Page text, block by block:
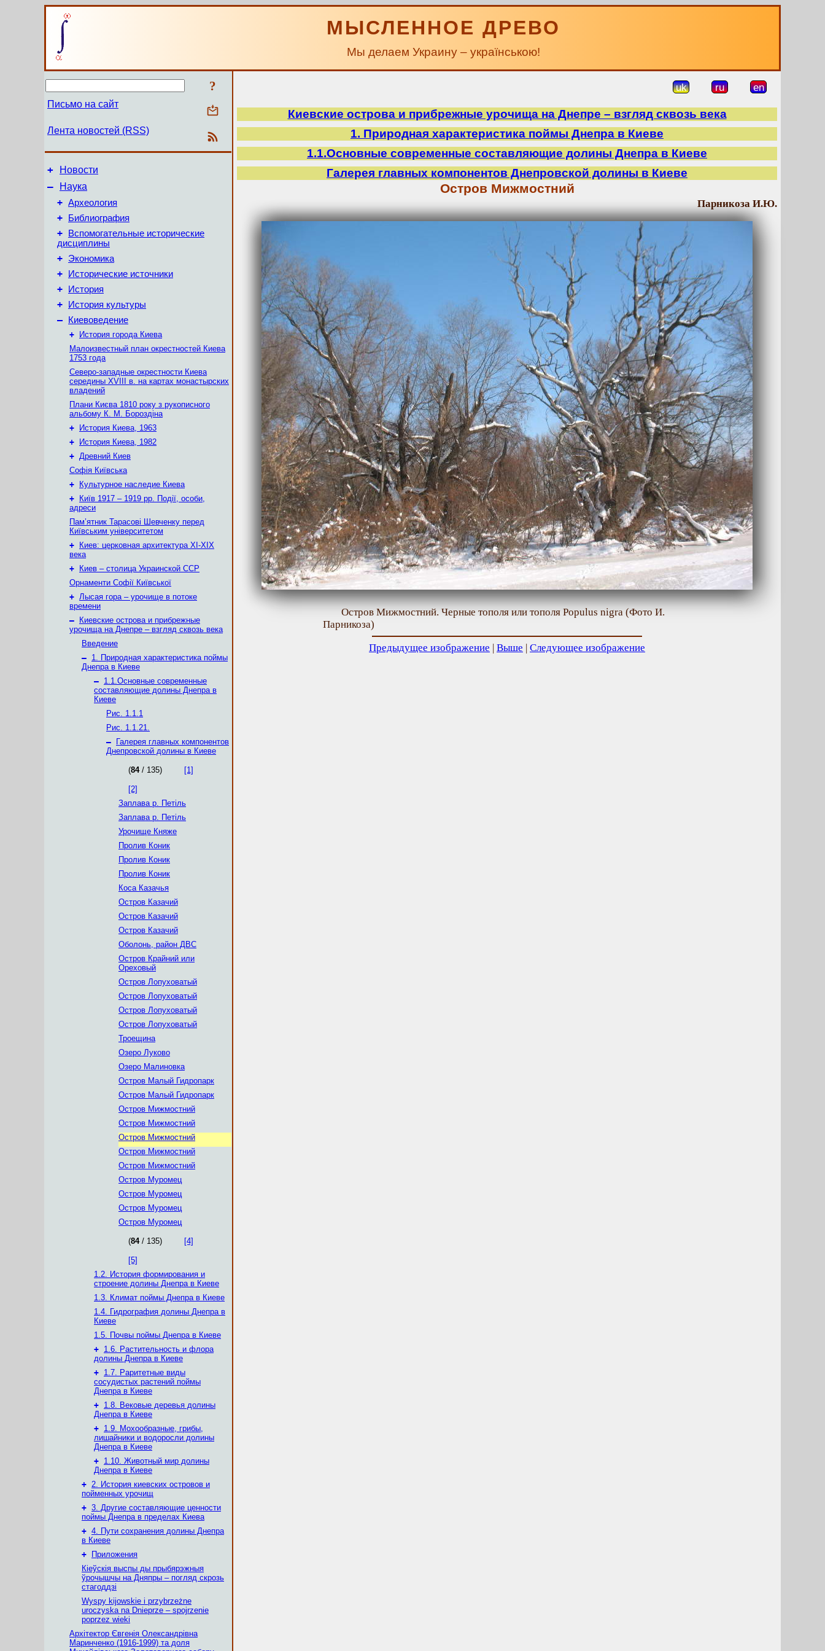
МЫСЛЕННОЕ ДРЕВО
Мы делаем Украину – українською!
?
Письмо на сайт
Лента новостей (RSS)
+ Новости
–
Наука
+ Археология
+ Библиография
+
Вспомогательные исторические
дисциплины
+ Экономика
+ Исторические источники
+ История
+ История культуры
– Киевоведение
+
История города Киева
Малоизвестный план окрестностей Киева
1753 года
Северо-западные окрестности Киева
середины XVIII в. на картах монастырских
владений
Плани Києва 1810 року з рукописного
альбому К. М. Бороздіна
+
История Киева, 1963
+
История Киева, 1982
+ Древний Киев
Софія Київська
+
Культурное наследие Киева
+
Київ 1917 – 1919 рр. Події, особи,
адреси
Пам’ятник Тарасові Шевченку перед
Київським університетом
+
Киев: церковная архитектура XI-XIX
века
+
Киев – столица Украинской ССР
Орнаменти Софії Київської
+ Лысая гора – урочище в потоке
времени
–
Киевские острова и прибрежные
урочища на Днепре – взгляд сквозь века
Введение
– 1. Природная характеристика поймы
Днепра в Киеве
– 1.1.Основные современные
составляющие долины Днепра в
Киеве
Рис. 1.1.1
Рис. 1.1.21.
–
Галерея главных компонентов
Днепровской долины в Киеве
(84/ 135) [1]
[2]
Заплава р. Петіль
Заплава р. Петіль
Урочище Княже
Пролив Коник
Пролив Коник
Пролив Коник
Коса Казачья
Остров Казачий
Остров Казачий
Остров Казачий
Оболонь, район ДВС
Остров Крайний или
Ореховый
Остров Лопуховатый
Остров Лопуховатый
Остров Лопуховатый
Остров Лопуховатый
Троещина
Озеро Луково
Озеро Малиновка
Остров Малый Гидропарк
Остров Малый Гидропарк
Остров Мижмостний
Остров Мижмостний
Остров Мижмостний
Остров Мижмостний
Остров Мижмостний
Остров Муромец
Остров Муромец
Остров Муромец
Остров Муромец
(84/ 135) [4]
[5]
1.2. История формирования и
строение долины Днепра в Киеве
1.3. Климат поймы Днепра в Киеве
1.4. Гидрография долины Днепра в
Киеве
1.5. Почвы поймы Днепра в Киеве
+ 1.6. Растительность и флора
долины Днепра в Киеве
+ 1.7. Раритетные виды
сосудистых растений поймы
Днепра в Киеве
+ 1.8. Вековые деревья долины
Днепра в Киеве
+ 1.9. Мохообразные, грибы,
лишайники и водоросли долины
Днепра в Киеве
+ 1.10. Животный мир долины
Днепра в Киеве
+ 2. История киевских островов и
пойменных урочищ
+ 3. Другие составляющие ценности
поймы Днепра в пределах Киева
+ 4. Пути сохранения долины Днепра
в Киеве
+
Приложения
Кіеўскія выспы ды прыбярэжныя
ўрочышчы на Дняпры – погляд скрозь
стагоддзі
Wyspy kijowskie i przybrzeżne
uroczyska na Dnieprze – spojrzenie
poprzez wieki
Архітектор Євгенія Олександрівна
Маринченко (1916-1999) та доля
uk ru en
Киевские острова и прибрежные урочища на Днепре – взгляд сквозь века
1. Природная характеристика поймы Днепра в Киеве
1.1.Основные современные составляющие долины Днепра в Киеве
Галерея главных компонентов Днепровской долины в Киеве
Остров Мижмостний
Парникоза И.Ю.
Остров Мижмостний. Черные тополя или тополя Populus nigra (Фото И.
Парникоза)
Предыдущее изображение | Выше | Следующее изображение